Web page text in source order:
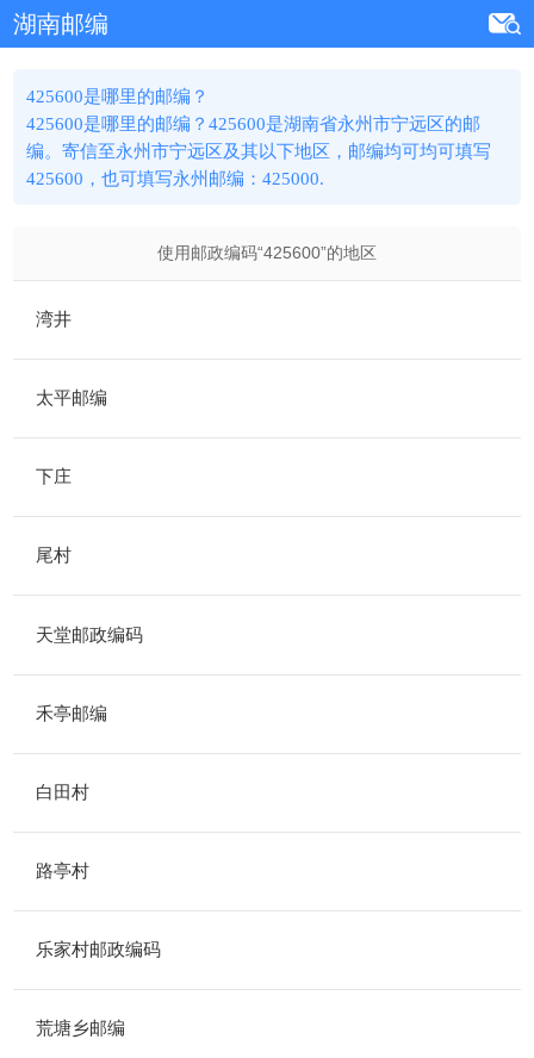
湖南邮编
425600是哪里的邮编？
425600是哪里的邮编？425600是湖南省永州市宁远区的邮
编。寄信至永州市宁远区及其以下地区，邮编均可均可填写
425600，也可填写永州邮编：425000.
使用邮政编码“425600”的地区
湾井
太平邮编
下庄
尾村
天堂邮政编码
禾亭邮编
白田村
路亭村
乐家村邮政编码
荒塘乡邮编